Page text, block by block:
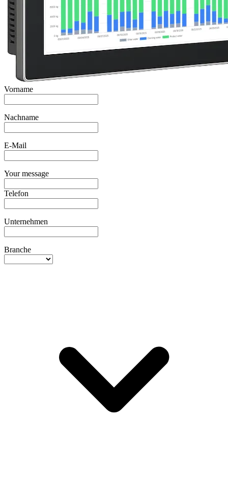
Vorname
Nachname
E-Mail
Your message
Telefon
Unternehmen
Branche